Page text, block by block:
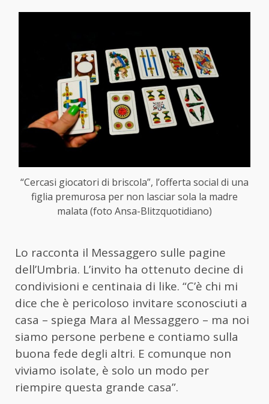
“Cercasi giocatori di briscola”, l’offerta social di una
figlia premurosa per non lasciar sola la madre
malata (foto Ansa-Blitzquotidiano)
Lo racconta il Messaggero sulle pagine
dell’Umbria. L’invito ha ottenuto decine di
condivisioni e centinaia di like. “C’è chi mi
dice che è pericoloso invitare sconosciuti a
casa – spiega Mara al Messaggero – ma noi
siamo persone perbene e contiamo sulla
buona fede degli altri. E comunque non
viviamo isolate, è solo un modo per
riempire questa grande casa”.